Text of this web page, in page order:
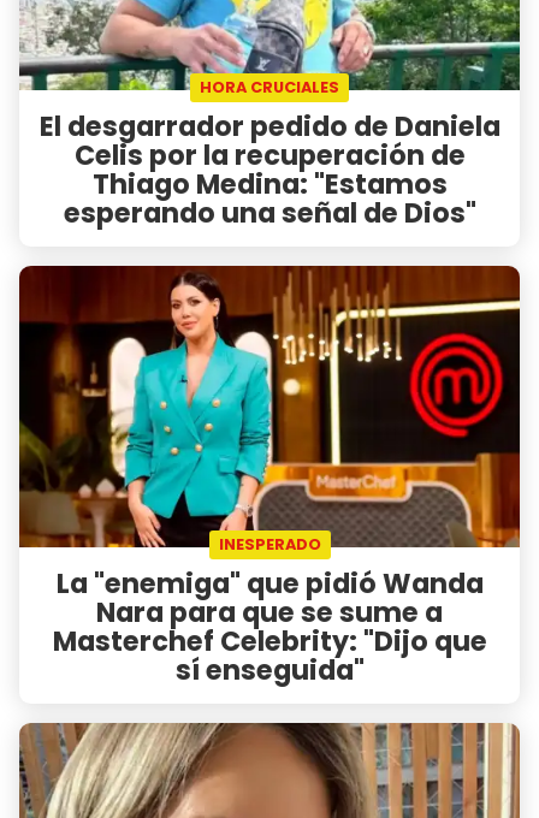
HORA CRUCIALES
El desgarrador pedido de Daniela
Celis por la recuperación de
Thiago Medina: "Estamos
esperando una señal de Dios"
INESPERADO
La "enemiga" que pidió Wanda
Nara para que se sume a
Masterchef Celebrity: "Dijo que
sí enseguida"